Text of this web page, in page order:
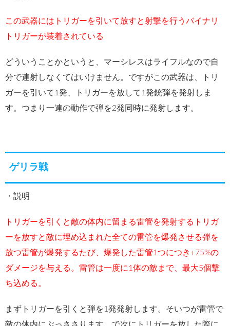
この武器にはトリガーを引いて放すと射撃を行うバイナリ
トリガーが装着されている
どういうことかというと、マーシレスはライフルなので自
分で連射しなくてはいけません。ですがこの武器は、トリ
ガーを引いて1発、トリガーを放して1発銃弾を発射しま
す。つまり一連の動作で弾を2発同時に発射します。
ゲリラ戦
・説明
トリガーを引くと敵の体内に留まる雷管を発射するトリガ
ーを放すと敵に埋め込まれた全ての雷管を爆発させる弾を
放つ雷管が爆発するたび、爆発した雷管1つにつき+75%の
ダメージを与える。雷管は一度に1体の敵まで、最大5個撃
ち込める。
まずトリガーを引くと弾を1発発射します。そいつが雷管で